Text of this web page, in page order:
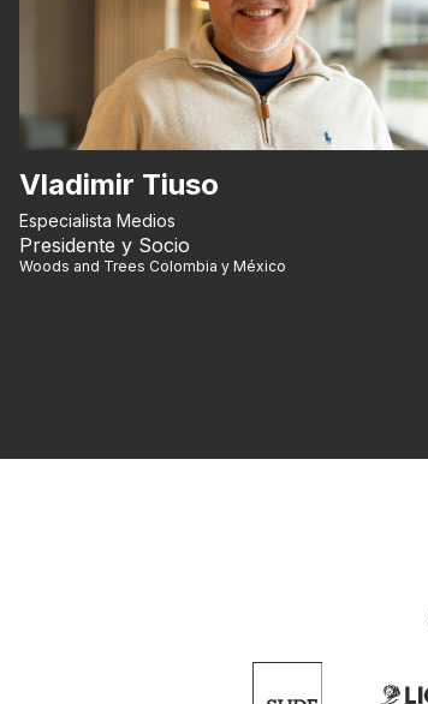
Vladimir Tiuso
Especialista Medios
Presidente y Socio
Woods and Trees Colombia y México